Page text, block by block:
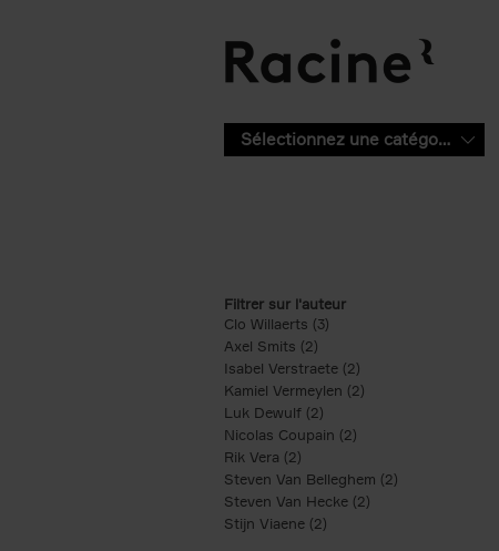
Sélectionnez une catégorie
Filtrer sur l'auteur
Clo Willaerts (3)
Axel Smits (2)
Isabel Verstraete (2) Apply Isabel
Kamiel Vermeylen (2) Apply Kamiel
Luk Dewulf (2)
Nicolas Coupain (2)
Rik Vera (2)
Steven Van Belleghem (2) Apply Steven
Steven Van Hecke (2) Apply Steven
Stijn Viaene (2)